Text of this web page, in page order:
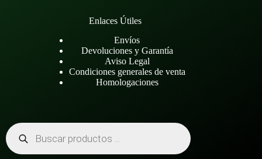
Enlaces Útiles
Envíos
Devoluciones y Garantía
Aviso Legal
Condiciones generales de venta
Homologaciones
Búsqueda
de
productos